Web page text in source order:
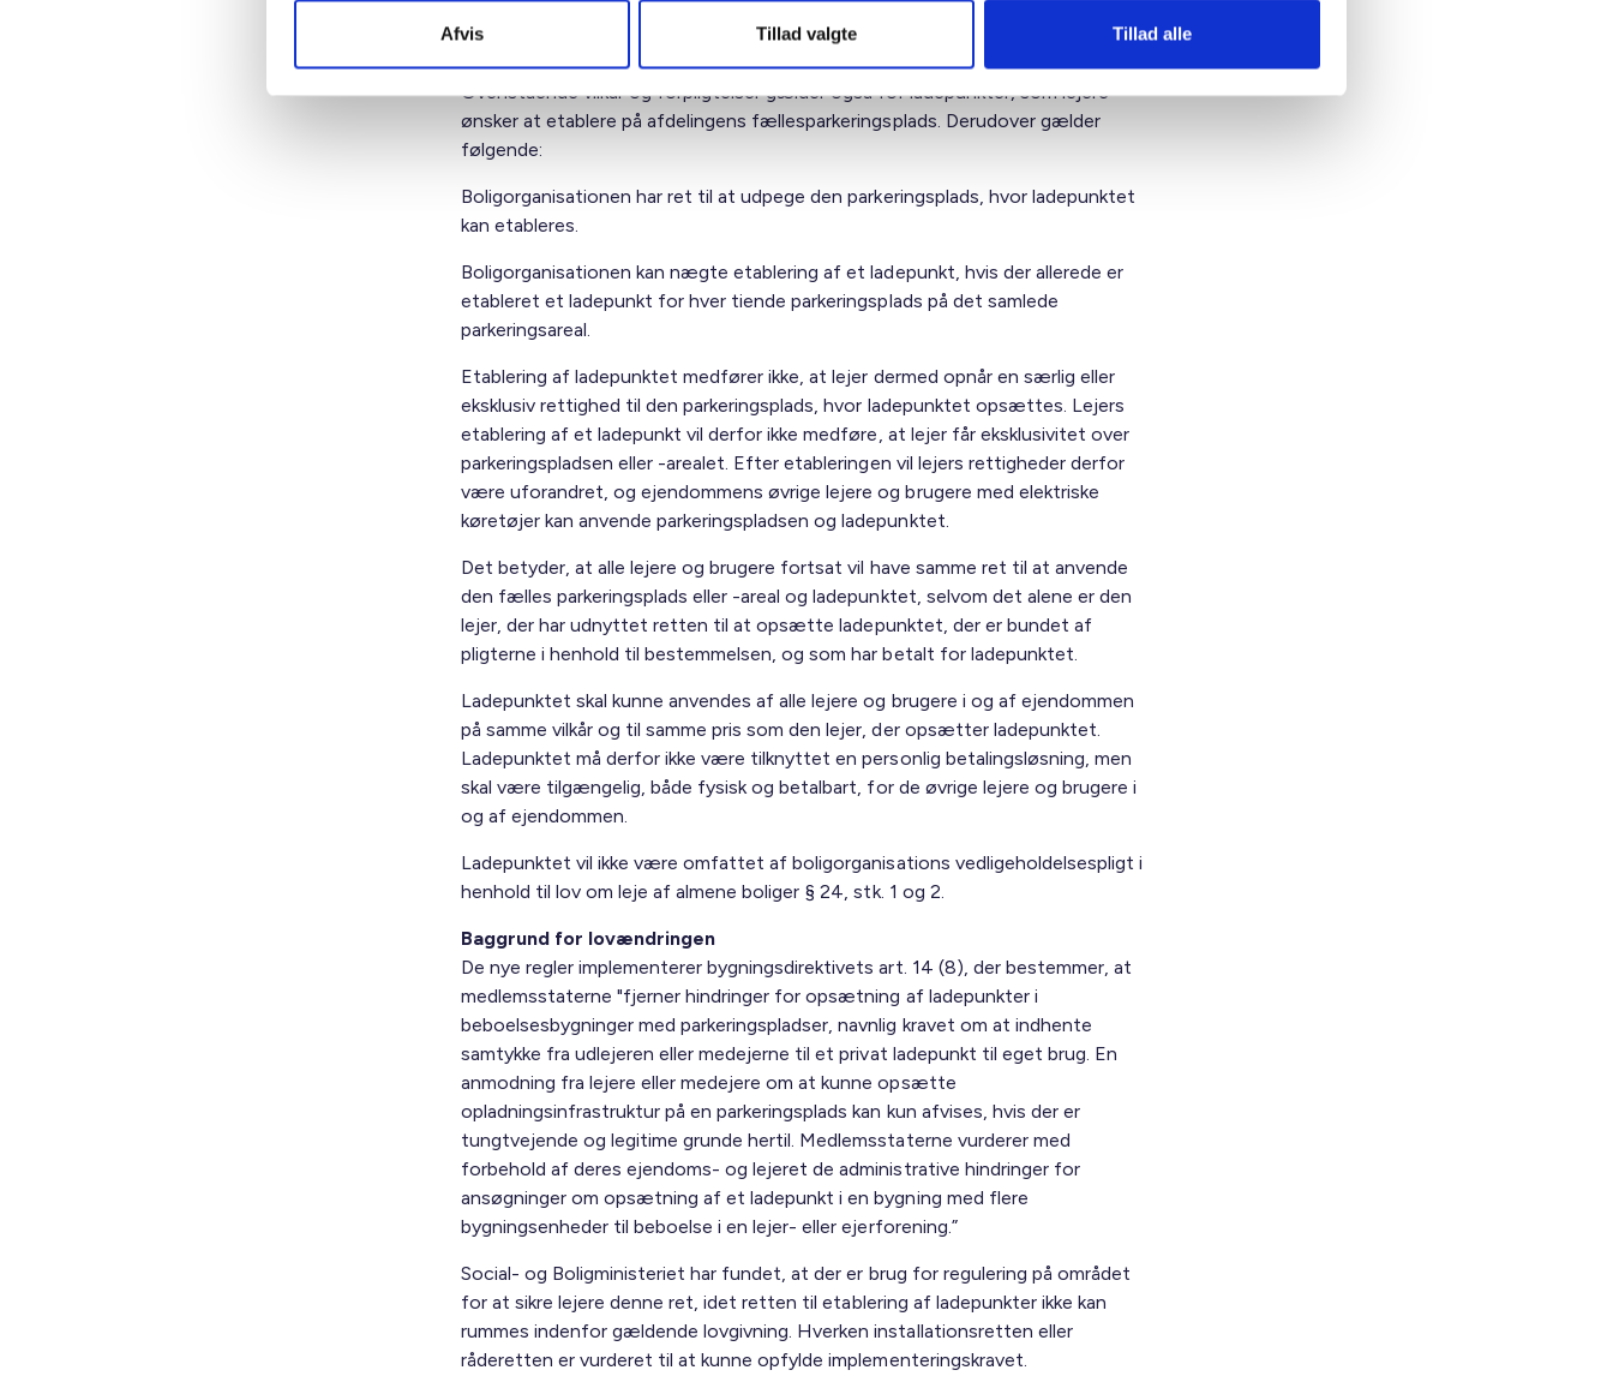
Afvis Tillad valgte Tillad alle
Særligt for ladepunkter som lejer vil etablere på fællesparkeringsarealer
Ovenstående vilkår og forpligtelser gælder også for ladepunkter, som lejere
ønsker at etablere på afdelingens fællesparkeringsplads. Derudover gælder
følgende:
Boligorganisationen har ret til at udpege den parkeringsplads, hvor ladepunktet
kan etableres.
Boligorganisationen kan nægte etablering af et ladepunkt, hvis der allerede er
etableret et ladepunkt for hver tiende parkeringsplads på det samlede
parkeringsareal.
Etablering af ladepunktet medfører ikke, at lejer dermed opnår en særlig eller
eksklusiv rettighed til den parkeringsplads, hvor ladepunktet opsættes. Lejers
etablering af et ladepunkt vil derfor ikke medføre, at lejer får eksklusivitet over
parkeringspladsen eller -arealet. Efter etableringen vil lejers rettigheder derfor
være uforandret, og ejendommens øvrige lejere og brugere med elektriske
køretøjer kan anvende parkeringspladsen og ladepunktet.
Det betyder, at alle lejere og brugere fortsat vil have samme ret til at anvende
den fælles parkeringsplads eller -areal og ladepunktet, selvom det alene er den
lejer, der har udnyttet retten til at opsætte ladepunktet, der er bundet af
pligterne i henhold til bestemmelsen, og som har betalt for ladepunktet.
Ladepunktet skal kunne anvendes af alle lejere og brugere i og af ejendommen
på samme vilkår og til samme pris som den lejer, der opsætter ladepunktet.
Ladepunktet må derfor ikke være tilknyttet en personlig betalingsløsning, men
skal være tilgængelig, både fysisk og betalbart, for de øvrige lejere og brugere i
og af ejendommen.
Ladepunktet vil ikke være omfattet af boligorganisations vedligeholdelsespligt i
henhold til lov om leje af almene boliger § 24, stk. 1 og 2.
Baggrund for lovændringen
De nye regler implementerer bygningsdirektivets art. 14 (8), der bestemmer, at
medlemsstaterne "fjerner hindringer for opsætning af ladepunkter i
beboelsesbygninger med parkeringspladser, navnlig kravet om at indhente
samtykke fra udlejeren eller medejerne til et privat ladepunkt til eget brug. En
anmodning fra lejere eller medejere om at kunne opsætte
opladningsinfrastruktur på en parkeringsplads kan kun afvises, hvis der er
tungtvejende og legitime grunde hertil. Medlemsstaterne vurderer med
forbehold af deres ejendoms- og lejeret de administrative hindringer for
ansøgninger om opsætning af et ladepunkt i en bygning med flere
bygningsenheder til beboelse i en lejer- eller ejerforening.”
Social- og Boligministeriet har fundet, at der er brug for regulering på området
for at sikre lejere denne ret, idet retten til etablering af ladepunkter ikke kan
rummes indenfor gældende lovgivning. Hverken installationsretten eller
råderetten er vurderet til at kunne opfylde implementeringskravet.